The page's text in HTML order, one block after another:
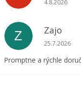
4.8.2026
Z Zajo
25.7.2026
Promptne a rýchle